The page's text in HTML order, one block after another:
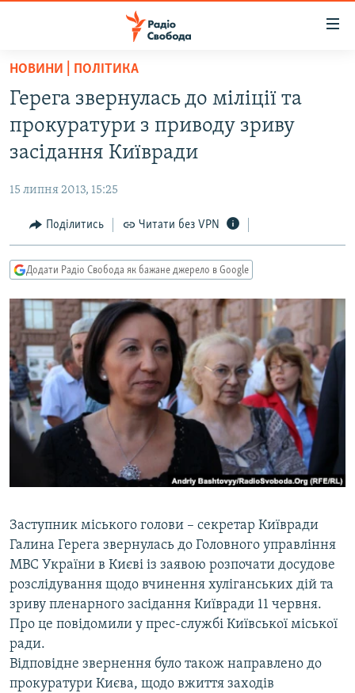
Перейти
основного
матеріалу
Перейти
до
основної
Перейти
до
пошуку
ВСЕ ЗА ДОБУ
СТАТТІ
СУСПІЛЬСТВО
УКРАЇНА
СВІТ
РОСІЙСЬКА «ФІЛЬТРАЦІЯ»
ДОНБАС.РЕАЛІЇ
ТИ ЯК?
СХЕМИ
КИТАЙ.ВИКЛИКИ
МУЛЬТИМЕДІА
ФОТО
СПЕЦПРОЄКТИ
ПОДКАСТИ
РУС
УКР
ДОЛУЧАЙСЯ!
НОВИНИ | ПОЛІТИКА
Герега звернулась до міліції та
прокуратури з приводу зриву
засідання Київради
15 липня 2013, 15:25
Поділитись Читати без VPN
Додати Радіо Свобода як бажане джерело в Google
Заступник міського голови – секретар Київради
Галина Герега звернулась до Головного управління
МВС України в Києві із заявою розпочати досудове
розслідування щодо вчинення хуліганських дій та
зриву пленарного засідання Київради 11 червня.
Про це повідомили у прес-службі Київської міської
ради.
Відповідне звернення було також направлено до
прокуратури Києва, щодо вжиття заходів